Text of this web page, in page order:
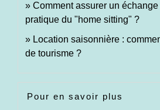
Comment assurer un
pratique du "home sitting" ?
Location saisonnière :
de tourisme ?
Pour en savoir plus